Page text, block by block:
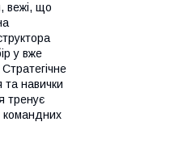
вежі, що
у вже
та навички
тренує
командних